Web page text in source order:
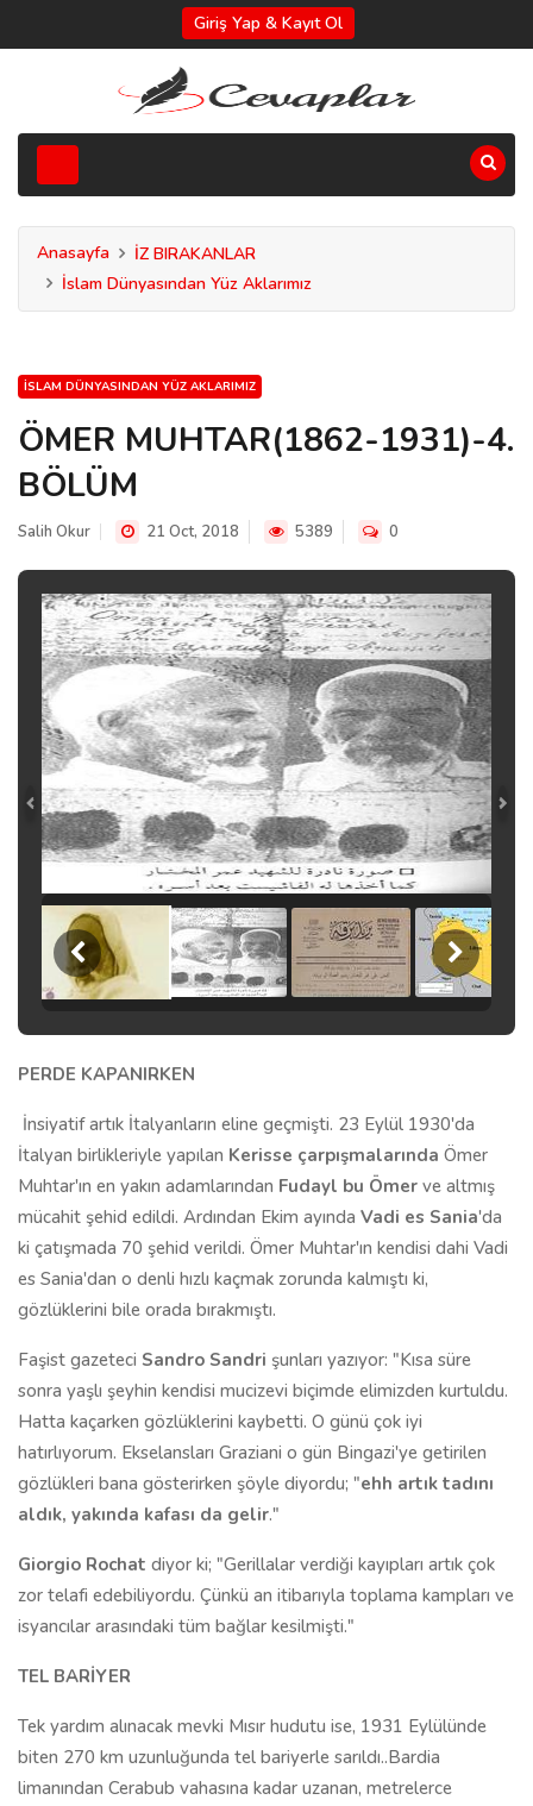
Giriş Yap & Kayıt Ol
Anasayfa
İZ BIRAKANLAR
İslam Dünyasından Yüz Aklarımız
İSLAM DÜNYASINDAN YÜZ AKLARIMIZ
ÖMER MUHTAR(1862-1931)-4.
BÖLÜM
Salih Okur 21 Oct, 2018 5389 0
PERDE KAPANIRKEN
İnsiyatif artık İtalyanların eline geçmişti. 23 Eylül 1930'da
İtalyan birlikleriyle yapılan Kerisse çarpışmalarında Ömer
Muhtar'ın en yakın adamlarından Fudayl bu Ömer ve altmış
mücahit şehid edildi. Ardından Ekim ayında Vadi es Sania'da
ki çatışmada 70 şehid verildi. Ömer Muhtar'ın kendisi dahi Vadi
es Sania'dan o denli hızlı kaçmak zorunda kalmıştı ki,
gözlüklerini bile orada bırakmıştı.
Faşist gazeteci Sandro Sandri şunları yazıyor: "Kısa süre
sonra yaşlı şeyhin kendisi mucizevi biçimde elimizden kurtuldu.
Hatta kaçarken gözlüklerini kaybetti. O günü çok iyi
hatırlıyorum. Ekselansları Graziani o gün Bingazi'ye getirilen
gözlükleri bana gösterirken şöyle diyordu; "ehh artık tadını
aldık, yakında kafası da gelir."
Giorgio Rochat diyor ki; "Gerillalar verdiği kayıpları artık çok
zor telafi edebiliyordu. Çünkü an itibarıyla toplama kampları ve
isyancılar arasındaki tüm bağlar kesilmişti."
TEL BARİYER
Tek yardım alınacak mevki Mısır hudutu ise, 1931 Eylülünde
biten 270 km uzunluğunda tel bariyerle sarıldı..Bardia
limanından Cerabub vahasına kadar uzanan, metrelerce